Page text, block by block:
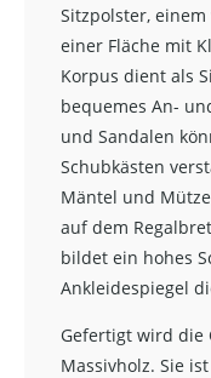
Sitzpolster,
einer Fläche mit
Korpus dient als
bequemes An-
und Sandalen
Schubkästen
Mäntel und
auf dem
bildet ein hohes
Ankleidespiegel
Gefertigt wird die
Massivholz. Sie